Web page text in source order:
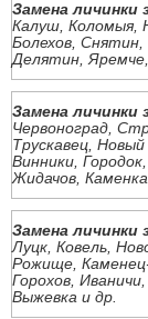
Замена личинки
Калуш, Коломыя,
Болехов, Снятин,
Делятин,
Замена личинки
Червоноград,
Трускавец,
Винники,
Жидачов,
Замена личинки
Луцк, Ковель,
Рожище,
Горохов,
Выжевка и др.